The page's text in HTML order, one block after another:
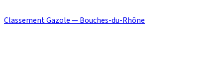
Classement Gazole — Bouches-du-Rhône